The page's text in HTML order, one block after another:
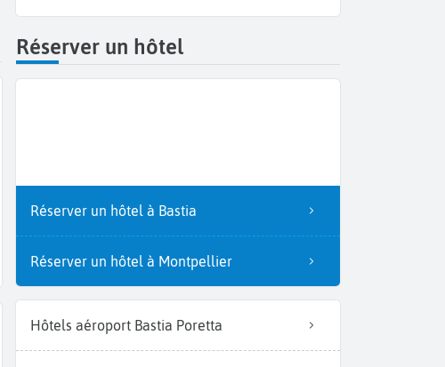
Réserver un hôtel
Réserver un hôtel à Bastia
Réserver un hôtel à Montpellier
Hôtels aéroport Bastia Poretta